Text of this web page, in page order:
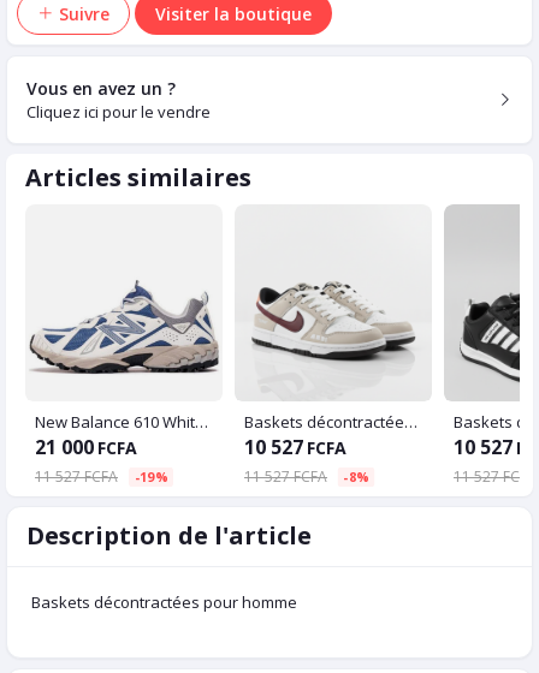
Suivre Visiter la boutique
Vous en avez un ?
Cliquez ici pour le vendre
Articles similaires
New Balance 610 White Blue Grey
21 000 FCFA
11 527 FCFA -19%
Baskets décontractées pour homme
10 527 FCFA
11 527 FCFA -8%
10 527
11 527 FCFA
Description de l'article
Baskets décontractées pour homme